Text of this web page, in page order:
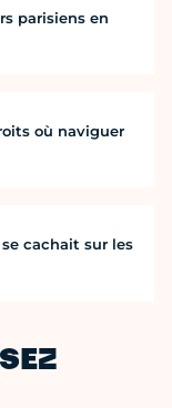
parisiens en
où naviguer
cachait sur les